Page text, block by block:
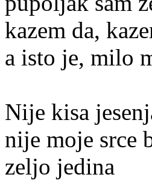
kazem da,
a isto je, milo
Nije kisa
nije moje srce
zeljo jedina